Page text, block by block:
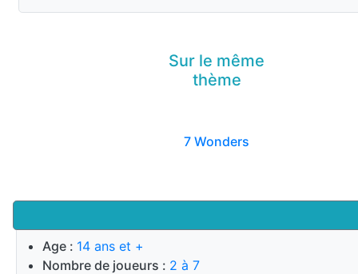
Age : 14 ans et +
Nombre de joueurs : 2 à 7
Sur le même
thème
7 Wonders